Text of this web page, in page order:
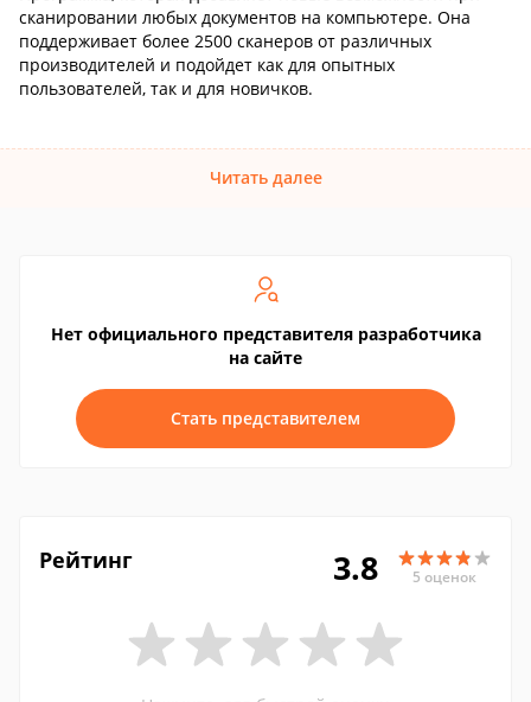
сканировании любых документов на компьютере. Она
поддерживает более 2500 сканеров от различных
производителей и подойдет как для опытных
пользователей, так и для новичков.
Читать далее
Нет официального представителя разработчика
на сайте
Стать представителем
Рейтинг 3.8 5 оценок